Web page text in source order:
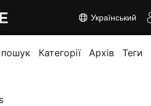
Український
пошук Категорії Архів Теги